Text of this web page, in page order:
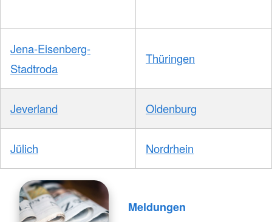
Jena-Eisenberg-
Stadtroda
Thüringen
Jeverland Oldenburg
Jülich Nordrhein
Meldungen